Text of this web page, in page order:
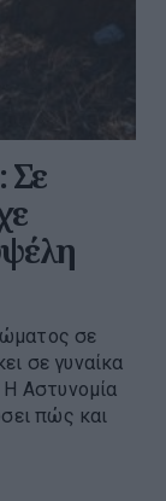
Σε
σε
σε γυναίκα
Η Αστυνομία
πώς και